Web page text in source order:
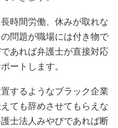
時間労働、休みが取れな
問題が職場には付き物で
あれば弁護士が直接対応
ートします。
するようなブラック企業
ても辞めさせてもらえな
士法人みやびであれば断